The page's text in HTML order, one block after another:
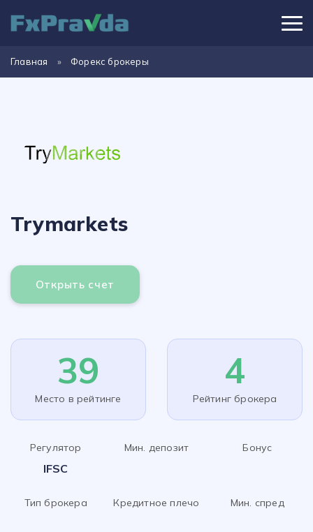
Главная » Форекс брокеры
Trymarkets
Открыть счет
39
Место в рейтинге
4
Рейтинг брокера
Регулятор
IFSC
Мин. депозит Бонус
Тип брокера Кредитное плечо Мин. спред